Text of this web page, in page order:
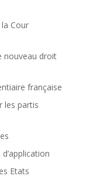
Cour
nouveau droit
française
les partis
Etats